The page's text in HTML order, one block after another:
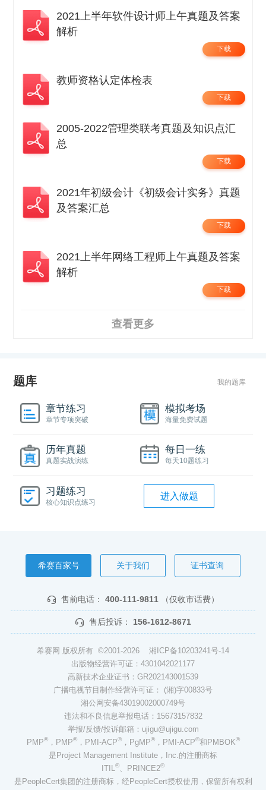
2021上半年软件设计师上午真题及答案
解析
下载
教师资格认定体检表
下载
2005-2022管理类联考真题及知识点汇
总
下载
2021年初级会计《初级会计实务》真题
及答案汇总
下载
2021上半年网络工程师上午真题及答案
解析
下载
查看更多
题库 我的题库
章节练习
章节专项突破
模拟考场
海量免费试题
历年真题
真题实战演练
每日一练
每天10题练习
习题练习
核心知识点练习
进入做题
希赛百家号 关于我们 证书查询
售前电话： 400-111-9811 （仅收市话费）
售后投诉： 156-1612-8671
希赛网 版权所有 ©2001-2026 湘ICP备10203241号-14
出版物经营许可证：4301042021177
高新技术企业证书：GR202143001539
广播电视节目制作经营许可证： (湘)字00833号
湘公网安备43019002000749号
违法和不良信息举报电话：15673157832
举报/反馈/投诉邮箱：ujigu@ujigu.com
PMP®，PMP®，PMI-ACP®，PgMP®，PMI-ACP®和PMBOK®
是Project Management Institute，Inc.的注册商标
ITIL ® 、PRINCE2®
是PeopleCert集团的注册商标，经PeopleCert授权使用，保留所有权利